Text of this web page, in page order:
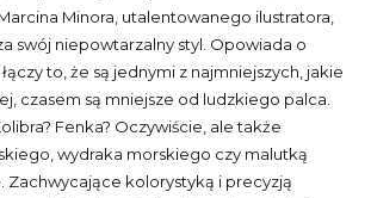
Minora, utalentowanego ilustratora,
swój niepowtarzalny styl. Opowiada o
to, że są jednymi z najmniejszych, jakie
czasem są mniejsze od ludzkiego palca.
Fenka? Oczywiście, ale także
wydraka morskiego czy malutką
Zachwycające kolorystyką i precyzją